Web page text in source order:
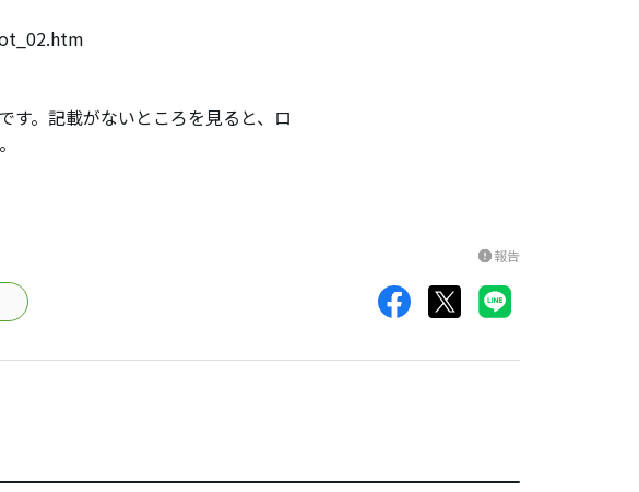
す。記載がないところを見ると、ロ
report報告